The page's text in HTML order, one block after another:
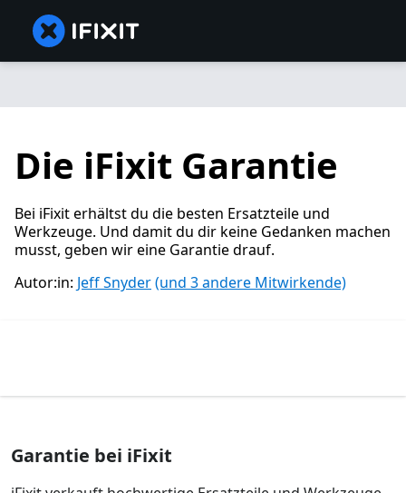
Die iFixit Garantie
Bei iFixit erhältst du die besten Ersatzteile und
Werkzeuge. Und damit du dir keine Gedanken machen
musst, geben wir eine Garantie drauf.
Autor:in: Jeff Snyder(und 3 andere Mitwirkende)
Garantie bei iFixit